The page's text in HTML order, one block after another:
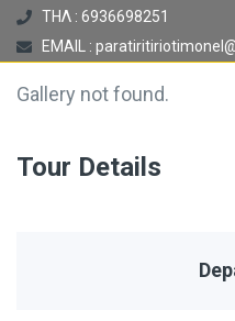
ΤΗΛ : 6936698251
EMAIL :
Gallery not found.
Tour Details